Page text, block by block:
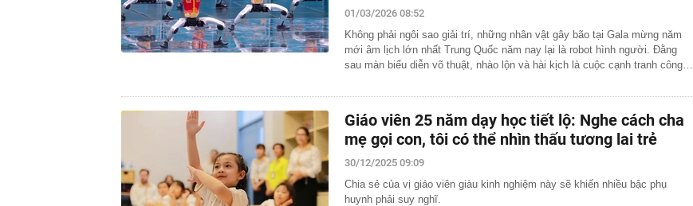
01/03/2026 08:52
Không phải ngôi sao giải trí, những nhân vật gây bão tại Gala mừng năm
mới âm lịch lớn nhất Trung Quốc năm nay lại là robot hình người. Đằng
sau màn biểu diễn võ thuật, nhào lộn và hài kịch là cuộc cạnh tranh công…
Giáo viên 25 năm dạy học tiết lộ: Nghe cách cha
mẹ gọi con, tôi có thể nhìn thấu tương lai trẻ
30/12/2025 09:09
Chia sẻ của vị giáo viên giàu kinh nghiệm này sẽ khiến nhiều bậc phụ
huynh phải suy nghĩ.